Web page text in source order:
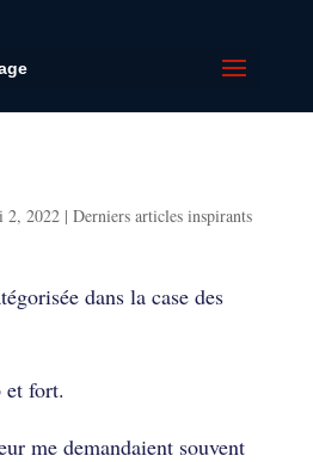
2, 2022| Derniers articles inspirants
dans la case des
et fort.
me demandaient souvent